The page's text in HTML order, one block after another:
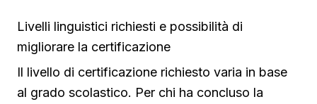
Livelli linguistici richiesti e possibilità di
migliorare la certificazione
Il livello di certificazione richiesto varia in base
al grado scolastico. Per chi ha concluso la